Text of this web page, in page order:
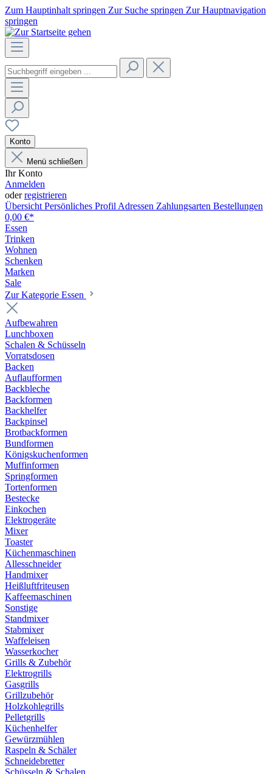
Zum Hauptinhalt springen Zur Suche springen Zur Hauptnavigation
springen
Konto
Menü schließen
Ihr Konto
Anmelden
oderregistrieren
Übersicht Persönliches Profil Adressen Zahlungsarten Bestellungen
0,00 €*
Essen
Trinken
Wohnen
Schenken
Marken
Sale
Zur Kategorie Essen
Aufbewahren
Lunchboxen
Schalen & Schüsseln
Vorratsdosen
Backen
Auflaufformen
Backbleche
Backformen
Backhelfer
Backpinsel
Brotbackformen
Bundformen
Königskuchenformen
Muffinformen
Springformen
Tortenformen
Bestecke
Einkochen
Elektrogeräte
Mixer
Toaster
Küchenmaschinen
Allesschneider
Handmixer
Heißluftfriteusen
Kaffeemaschinen
Sonstige
Standmixer
Stabmixer
Waffeleisen
Wasserkocher
Grills & Zubehör
Elektrogrills
Gasgrills
Grillzubehör
Holzkohlegrills
Pelletgrills
Küchenhelfer
Gewürzmühlen
Raspeln & Schäler
Schneidebretter
Schüsseln & Schalen